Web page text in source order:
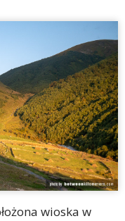
wioska w